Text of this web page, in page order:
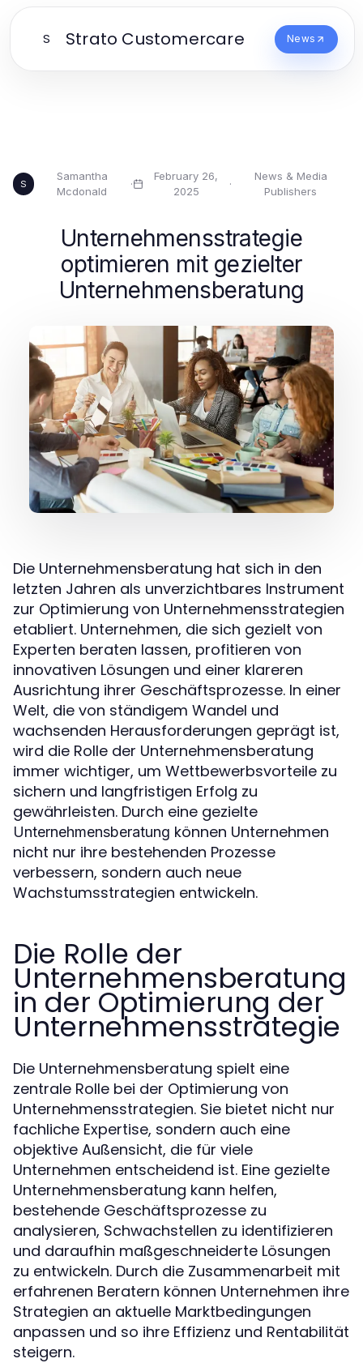
S Strato Customercare News
S
Samantha
Mcdonald
·
February 26,
2025
·
News & Media
Publishers
Unternehmensstrategie
optimieren mit gezielter
Unternehmensberatung
Die Unternehmensberatung hat sich in den
letzten Jahren als unverzichtbares Instrument
zur Optimierung von Unternehmensstrategien
etabliert. Unternehmen, die sich gezielt von
Experten beraten lassen, profitieren von
innovativen Lösungen und einer klareren
Ausrichtung ihrer Geschäftsprozesse. In einer
Welt, die von ständigem Wandel und
wachsenden Herausforderungen geprägt ist,
wird die Rolle der Unternehmensberatung
immer wichtiger, um Wettbewerbsvorteile zu
sichern und langfristigen Erfolg zu
gewährleisten. Durch eine gezielte
Unternehmensberatung können Unternehmen
nicht nur ihre bestehenden Prozesse
verbessern, sondern auch neue
Wachstumsstrategien entwickeln.
Die Rolle der
Unternehmensberatung
in der Optimierung der
Unternehmensstrategie
Die Unternehmensberatung spielt eine
zentrale Rolle bei der Optimierung von
Unternehmensstrategien. Sie bietet nicht nur
fachliche Expertise, sondern auch eine
objektive Außensicht, die für viele
Unternehmen entscheidend ist. Eine gezielte
Unternehmensberatung kann helfen,
bestehende Geschäftsprozesse zu
analysieren, Schwachstellen zu identifizieren
und daraufhin maßgeschneiderte Lösungen
zu entwickeln. Durch die Zusammenarbeit mit
erfahrenen Beratern können Unternehmen ihre
Strategien an aktuelle Marktbedingungen
anpassen und so ihre Effizienz und Rentabilität
steigern.